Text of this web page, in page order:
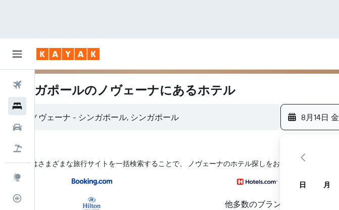
航空券
フライトトラッカー
シンガポールのノヴェーナにあるホテル
8月14日 金
KAYAK はさまざまな旅行サイトを一括検索することで、 ノヴェーナのホテル探しをお手伝いします
他多数のブランド
日 月